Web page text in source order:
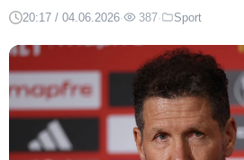
20:17 / 04.06.2026· 387· Sport